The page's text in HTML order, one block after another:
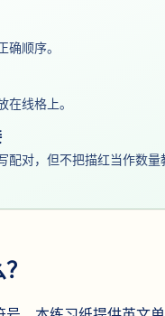
确顺序。
线格上。
配对，但不把描红当作数量